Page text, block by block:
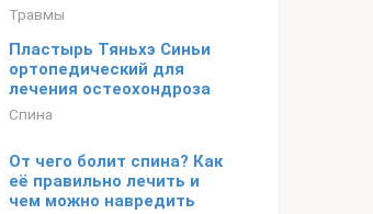
Травмы
Пластырь Тяньхэ Синьи
ортопедический для
лечения остеохондроза
Спина
От чего болит спина? Как
её правильно лечить и
чем можно навредить